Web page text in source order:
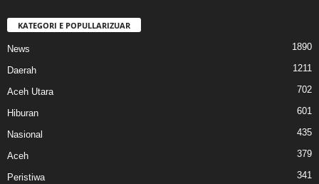
KATEGORI E POPULLARIZUAR
News 1890
Daerah 1211
Aceh Utara 702
Hiburan 601
Nasional 435
Aceh 379
Peristiwa 341